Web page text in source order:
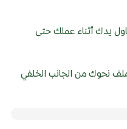
يدك أثناء عملك حتى
نحوك من الجانب الخلفي